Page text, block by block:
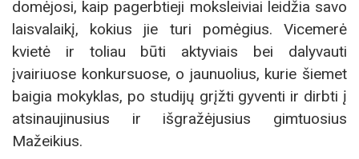
domėjosi, kaip pagerbtieji moksleiviai leidžia savo
laisvalaikį, kokius jie turi pomėgius. Vicemerė
kvietė ir toliau būti aktyviais bei dalyvauti
įvairiuose konkursuose, o jaunuolius, kurie šiemet
baigia mokyklas, po studijų grįžti gyventi ir dirbti į
atsinaujinusius ir išgražėjusius gimtuosius
Mažeikius.